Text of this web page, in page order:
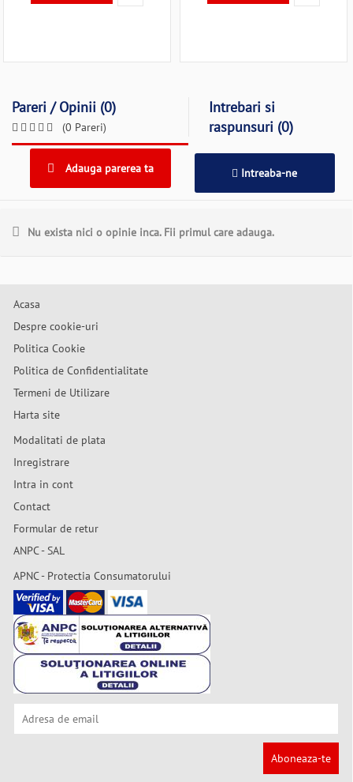
Pareri / Opinii (0)
(0 Pareri)
Intrebari si
raspunsuri (0)
Adauga parerea ta Intreaba-ne
Nu exista nici o opinie inca. Fii primul care adauga.
Acasa
Despre cookie-uri
Politica Cookie
Politica de Confidentialitate
Termeni de Utilizare
Harta site
Modalitati de plata
Inregistrare
Intra in cont
Contact
Formular de retur
ANPC - SAL
APNC - Protectia Consumatorului
Aboneaza-te